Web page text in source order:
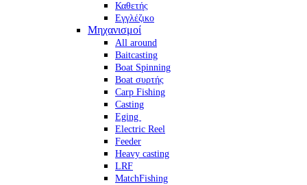
Καθετής
Εγγλέζικο
Μηχανισμοί
All around
Baitcasting
Boat Spinning
Boat συρτής
Carp Fishing
Casting
Eging
Electric Reel
Feeder
Heavy casting
LRF
MatchFishing